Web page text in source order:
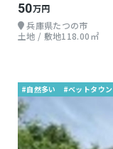
50万円
兵庫県たつの市
土地 / 敷地118.00㎡
#自然多い #ベットタウン